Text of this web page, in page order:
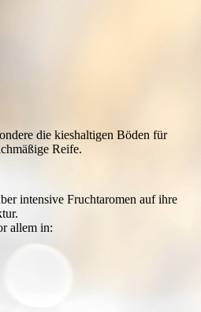
die kieshaltigen Böden für
Reife.
intensive Fruchtaromen auf ihre
allem in: